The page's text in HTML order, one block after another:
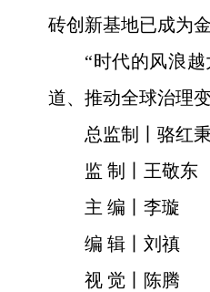
砖创新基地已成为
“时代的风浪
道、推动全球治理
总监制丨骆红
监 制丨王敬东
主 编丨李璇
编 辑丨刘禛
视 觉丨陈腾